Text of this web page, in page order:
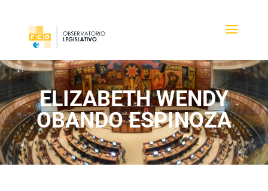
ELIZABETH WENDY
OBANDO ESPINOZA